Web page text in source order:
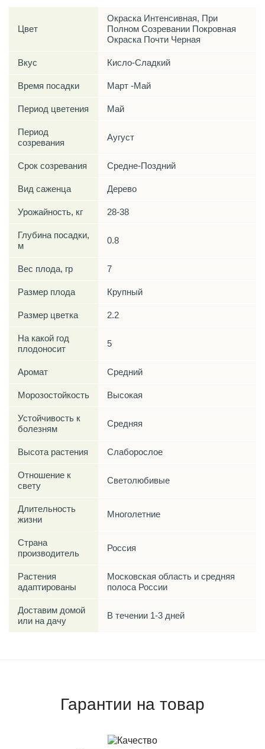
Цвет
Окраска Интенсивная, При
Полном Созревании По­кровная
Окраска Почти Черная
Вкус Кисло-Сладкий
Время посадки Март -Май
Период цветения Май
Период
созревания
Аугуст
Срок созревания Средне-Поздний
Вид саженца Дерево
Урожайность, кг 28-38
Глубина посадки,
м
0.8
Вес плода, гр 7
Размер плода Крупный
Размер цветка 2.2
На какой год
плодоносит
5
Аромат Средний
Морозостойкость Высокая
Устойчивость к
болезням
Средняя
Высота растения Слаборослое
Отношение к
свету
Светолюбивые
Длительность
жизни
Многолетние
Страна
производитель
Россия
Растения
адаптированы
Московская область и средняя
полоса России
Доставим домой
или на дачу
В течении 1-3 дней
Гарантии на товар